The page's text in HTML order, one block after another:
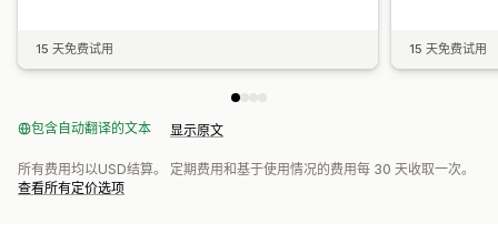
15 天免费试用 15 天免费试用
包含自动翻译的文本 显示原文
所有费用均以USD结算。 定期费用和基于使用情况的费用每 30 天收取一次。
查看所有定价选项